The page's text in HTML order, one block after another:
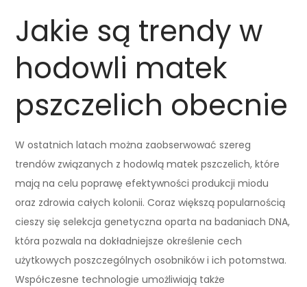
Jakie są trendy w
hodowli matek
pszczelich obecnie
W ostatnich latach można zaobserwować szereg
trendów związanych z hodowlą matek pszczelich, które
mają na celu poprawę efektywności produkcji miodu
oraz zdrowia całych kolonii. Coraz większą popularnością
cieszy się selekcja genetyczna oparta na badaniach DNA,
która pozwala na dokładniejsze określenie cech
użytkowych poszczególnych osobników i ich potomstwa.
Współczesne technologie umożliwiają także